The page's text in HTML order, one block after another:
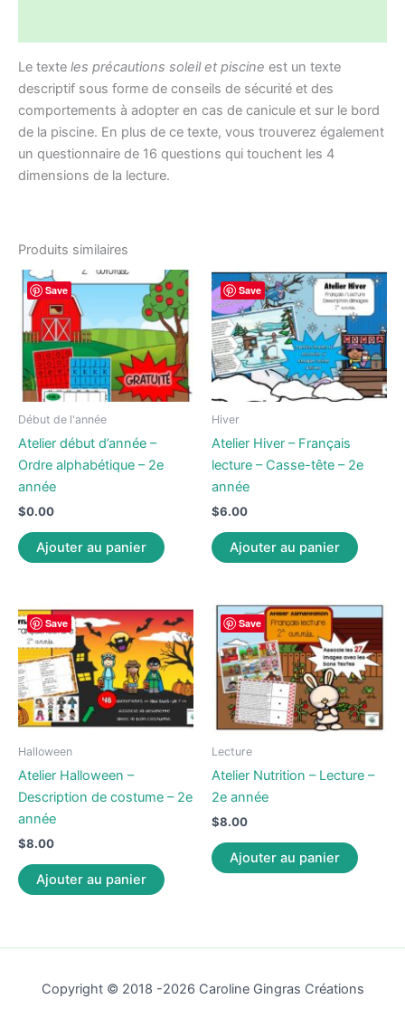
soleil
-
2e
année
Le texte les précautions soleil et piscine est un texte
descriptif sous forme de conseils de sécurité et des
comportements à adopter en cas de canicule et sur le bord
de la piscine. En plus de ce texte, vous trouverez également
un questionnaire de 16 questions qui touchent les 4
dimensions de la lecture.
Produits similaires
Save
Début de l'année
Atelier début d’année –
Ordre alphabétique – 2e
année
$0.00
Ajouter au panier
Save
Hiver
Atelier Hiver – Français
lecture – Casse-tête – 2e
année
$6.00
Ajouter au panier
Save
Halloween
Atelier Halloween –
Description de costume – 2e
année
$8.00
Ajouter au panier
Save
Lecture
Atelier Nutrition – Lecture –
2e année
$8.00
Ajouter au panier
Copyright © 2018 -2026 Caroline Gingras Créations